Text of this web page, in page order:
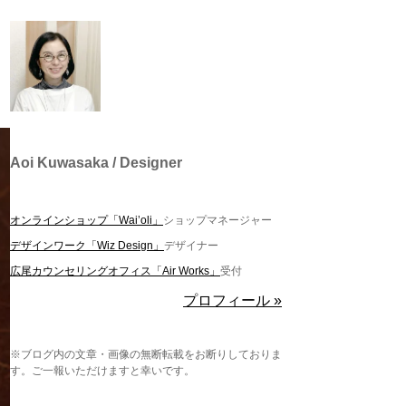
Aoi Kuwasaka / Designer
オンラインショップ「Wai’oli」 ショップマネージャー
デザインワーク「Wiz Design」 デザイナー
広尾カウンセリングオフィス「Air Works」 受付
プロフィール »
※ブログ内の文章・画像の無断転載をお断りしておりま
す。ご一報いただけますと幸いです。